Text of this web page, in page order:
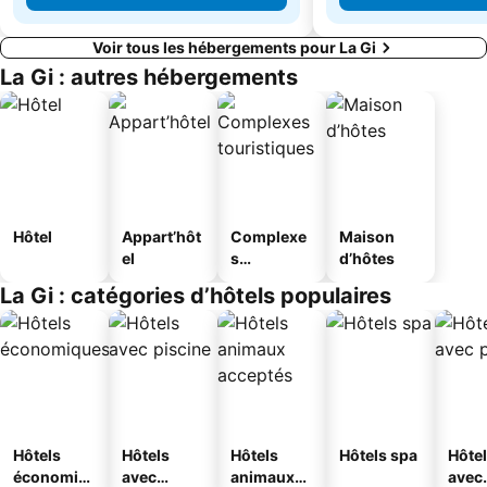
Voir tous les hébergements pour La Gi
La Gi : autres hébergements
Hôtel
Appart’hôt
el
Complexe
s
s
Maison
d’hôtes
La Gi : catégories d’hôtels populaires
Hôtels
économiq
Hôtels
avec
Hôtels
animaux
Hôtels spa
avec